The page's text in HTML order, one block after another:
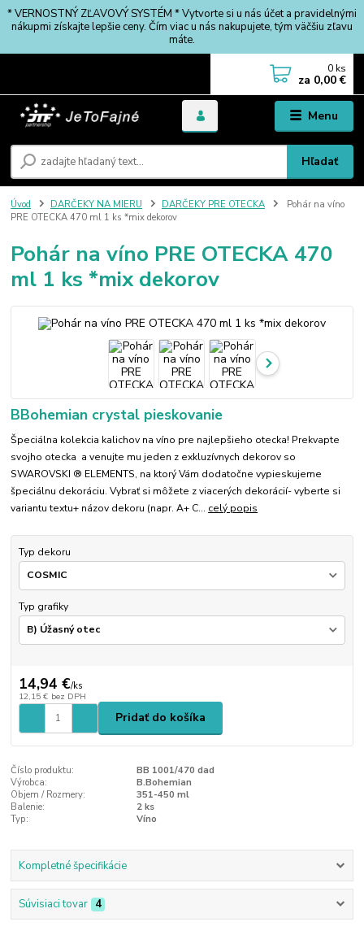
* VERNOSTNÝ ZĽAVOVÝ SYSTÉM * Vytvorte si u nás účet a pravidelnými
nákupmi získajte lepšie ceny. Čím viac u nás nakupujete, tým väčšiu zľavu
máte.
Menu
Hľadať
0 ks
za 0,00 €
Úvod DARČEKY NA MIERU DARČEKY PRE OTECKA
Pohár na víno
PRE OTECKA 470 ml 1 ks *mix dekorov
Pohár na víno PRE OTECKA 470
ml 1 ks *mix dekorov
BBohemian crystal pieskovanie
Špeciálna kolekcia kalichov na víno pre najlepšieho otecka! Prekvapte
svojho otecka a venujte mu jeden z exkluzívnych dekorov so
SWAROVSKI ® ELEMENTS, na ktorý Vám dodatočne vypieskujeme
špeciálnu dekoráciu. Vybrať si môžete z viacerých dekorácií- vyberte si
variantu textu+ názov dekoru (napr. A+ C... celý popis
Typ dekoru
Typ grafiky
14,94 €/ks
12,15 € bez DPH
Pridať do košíka
Číslo produktu:
BB 1001/470 dad
Výrobca:
B.Bohemian
Objem / Rozmery:
351-450 ml
Balenie:
2 ks
Typ:
Víno
Kompletné špecifikácie
Súvisiaci tovar 4